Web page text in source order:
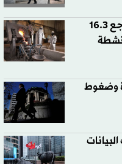
مؤشر الإنتاج الصناعي السعودي يتراجع 16.3
وضغوط